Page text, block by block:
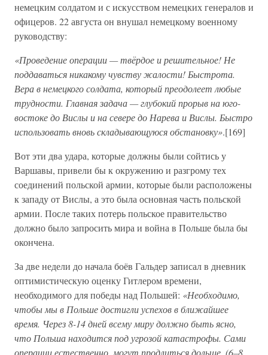
немецким солдатом и с искусством немецких генералов и
офицеров. 22 августа он внушал немецкому военному
руководству:
«Проведение операции — твёрдое и решительное! Не
поддаваться никакому чувству жалости! Быстрота.
Вера в немецкого солдата, который преодолеет любые
трудности. Главная задача — глубокий прорыв на юго-
востоке до Вислы и на севере до Нарева и Вислы. Быстро
использовать вновь складывающуюся обстановку».[169]
Вот эти два удара, которые должны были сойтись у
Варшавы, привели бы к окружению и разгрому тех
соединений польской армии, которые были расположены
к западу от Вислы, а это была основная часть польской
армии. После таких потерь польское правительство
должно было запросить мира и война в Польше была бы
окончена.
За две недели до начала боёв Гальдер записал в дневник
оптимистическую оценку Гитлером времени,
необходимого для победы над Польшей: «Необходимо,
чтобы мы в Польше достигли успехов в ближайшее
время. Через 8-14 дней всему миру должно быть ясно,
что Польша находится под угрозой катастрофы. Сами
операции естественно, могут продлиться дольше. (6–8